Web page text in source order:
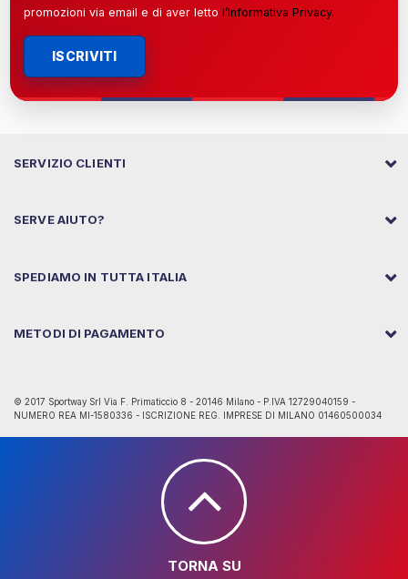
promozioni via email e di aver letto l’Informativa Privacy.
ISCRIVITI
SERVIZIO CLIENTI
SERVE AIUTO?
SPEDIAMO IN TUTTA ITALIA
METODI DI PAGAMENTO
© 2017 Sportway Srl Via F. Primaticcio 8 - 20146 Milano - P.IVA 12729040159 -
NUMERO REA MI-1580336 - ISCRIZIONE REG. IMPRESE DI MILANO 01460500034
TORNA SU